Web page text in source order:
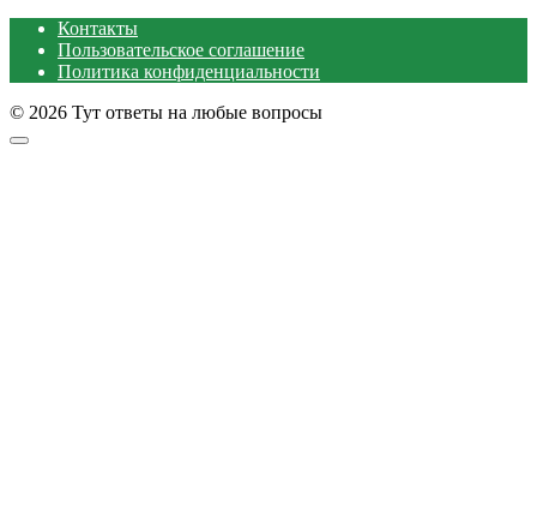
Контакты
Пользовательское соглашение
Политика конфиденциальности
© 2026 Тут ответы на любые вопросы